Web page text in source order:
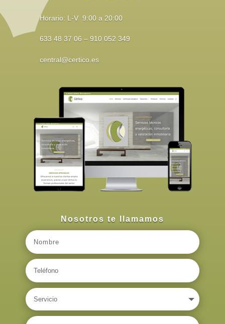
Horario: L-V 9:00 a 20:00
633 48 37 06 – 910 052 349
central@certico.es
Nosotros te llamamos